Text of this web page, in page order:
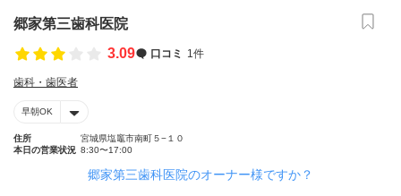
郷家第三歯科医院
3.09
口コミ 1件
歯科・歯医者
早朝OK
住所
宮城県塩竈市南町５−１０
本日の営業状況 8:30〜17:00
郷家第三歯科医院のオーナー様ですか？